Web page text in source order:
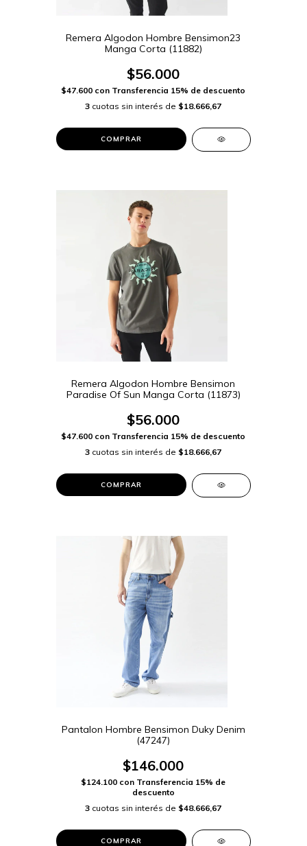
Remera Algodon Hombre Bensimon23
Manga Corta (11882)
$56.000
$47.600 con Transferencia 15% de descuento
3 cuotas sin interés de $18.666,67
COMPRAR
Remera Algodon Hombre Bensimon
Paradise Of Sun Manga Corta (11873)
$56.000
$47.600 con Transferencia 15% de descuento
3 cuotas sin interés de $18.666,67
COMPRAR
Pantalon Hombre Bensimon Duky Denim
(47247)
$146.000
$124.100 con Transferencia 15% de
descuento
3 cuotas sin interés de $48.666,67
COMPRAR